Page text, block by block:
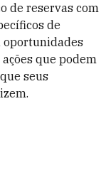
de reservas com
de
oportunidades
que podem
seus